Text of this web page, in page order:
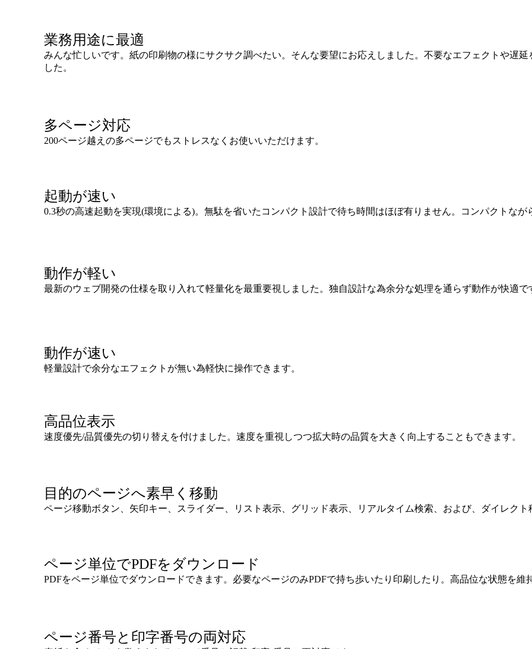
業務用途に最適
みんな忙しいです。紙の印刷物の様にサクサク調べたい。そんな要望にお応えしました。不要なエフェクトや遅
した。
多ページ対応
200ページ越えの多ページでもストレスなくお使いいただけます。
起動が速い
0.3秒の高速起動を実現(環境による)。無駄を省いたコンパクト設計で待ち時間はほぼ有りません。コンパクトなが
動作が軽い
最新のウェブ開発の仕様を取り入れて軽量化を最重要視しました。独自設計な為余分な処理を通らず動作が快適で
動作が速い
軽量設計で余分なエフェクトが無い為軽快に操作できます。
高品位表示
速度優先/品質優先の切り替えを付けました。速度を重視しつつ拡大時の品質を大きく向上することもできます。
目的のページへ素早く移動
ページ移動ボタン、矢印キー、スライダー、リスト表示、グリッド表示、リアルタイム検索、および、ダイレク
ページ単位でPDFをダウンロード
PDFをページ単位でダウンロードできます。必要なページのみPDFで持ち歩いたり印刷したり。高品位な状態を維
ページ番号と印字番号の両対応